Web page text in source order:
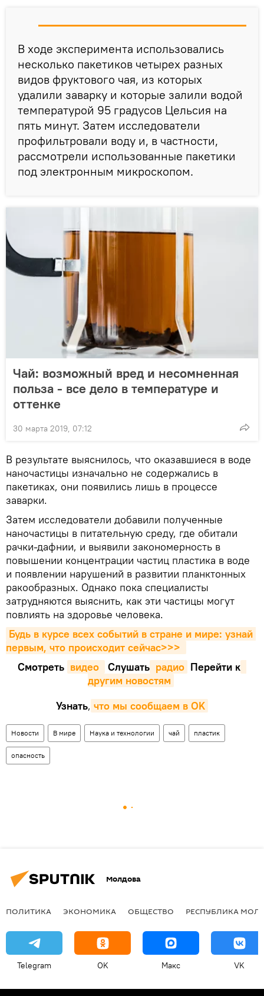
В ходе эксперимента использовались
несколько пакетиков четырех разных
видов фруктового чая, из которых
удалили заварку и которые залили водой
температурой 95 градусов Цельсия на
пять минут. Затем исследователи
профильтровали воду и, в частности,
рассмотрели использованные пакетики
под электронным микроскопом.
Чай: возможный вред и несомненная
польза - все дело в температуре и
оттенке
30 марта 2019, 07:12
В результате выяснилось, что оказавшиеся в воде
наночастицы изначально не содержались в
пакетиках, они появились лишь в процессе
заварки.
Затем исследователи добавили полученные
наночастицы в питательную среду, где обитали
рачки-дафнии, и выявили закономерность в
повышении концентрации частиц пластика в воде
и появлении нарушений в развитии планктонных
ракообразных. Однако пока специалисты
затрудняются выяснить, как эти частицы могут
повлиять на здоровье человека.
Будь в курсе всех событий в стране и мире: узнай
первым, что происходит сейчаc>>>
Смотреть видео Cлушать радио Перейти к
другим новостям
Узнать, что мы сообщаем в OK
Новости В мире Наука и технологии чай пластик
опасность
Молдова
ПОЛИТИКА ЭКОНОМИКА ОБЩЕСТВО РЕСПУБЛИКА
Telegram OK Макс VK